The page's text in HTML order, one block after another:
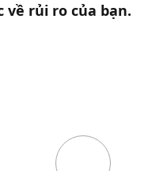
về rủi ro của bạn.